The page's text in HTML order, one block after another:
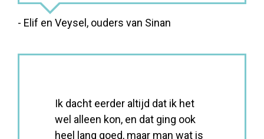
- Elif en Veysel, ouders van Sinan
Ik dacht eerder altijd dat ik het
wel alleen kon, en dat ging ook
heel lang goed, maar man wat is